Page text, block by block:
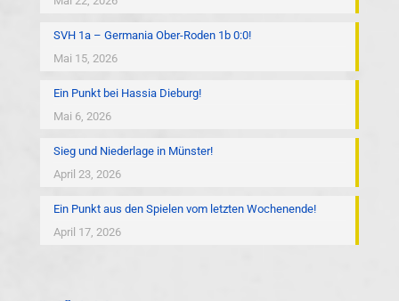
SVH 1a – Germania Ober-Roden 1b 0:0!
Mai 15, 2026
Ein Punkt bei Hassia Dieburg!
Mai 6, 2026
Sieg und Niederlage in Münster!
April 23, 2026
Ein Punkt aus den Spielen vom letzten Wochenende!
April 17, 2026